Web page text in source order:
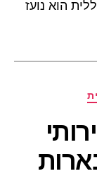
הוא נועז